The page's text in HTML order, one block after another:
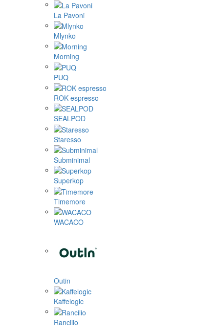
La Pavoni
Mlynko
Morning
PUQ
ROK espresso
SEALPOD
Staresso
Subminimal
Superkop
Timemore
WACACO
Outin
Kaffelogic
Rancilio